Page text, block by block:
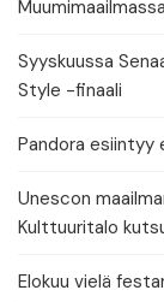
Syyskuussa
Style -finaali
Pandora esiintyy
Unescon
Kulttuuritalo
Elokuu vielä